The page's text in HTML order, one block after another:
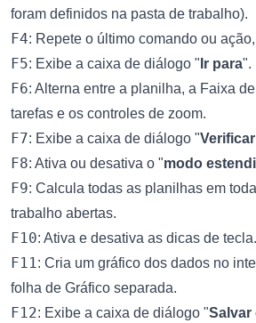
foram definidos na pasta de trabalho).
F4: Repete o último comando ou
F5: Exibe a caixa de diálogo " Ir para".
F6: Alterna entre a planilha, a Faixa
tarefas e os controles de zoom.
F7: Exibe a caixa de diálogo "
F8: Ativa ou desativa o "modo
F9: Calcula todas as planilhas em
trabalho abertas.
F10: Ativa e desativa as dicas de tecla.
F11: Cria um gráfico dos dados no
folha de Gráfico separada.
F12: Exibe a caixa de diálogo "Salvar